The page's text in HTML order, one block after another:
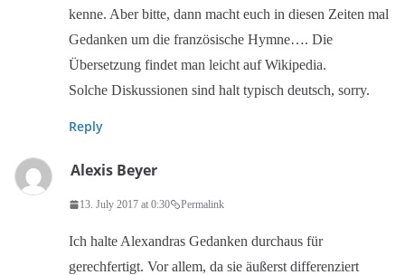
kenne. Aber bitte, dann macht euch in diesen Zeiten mal
Gedanken um die französische Hymne…. Die
Übersetzung findet man leicht auf Wikipedia.
Solche Diskussionen sind halt typisch deutsch, sorry.
Reply
Alexis Beyer
13. July 2017 at 0:30 Permalink
Ich halte Alexandras Gedanken durchaus für
gerechfertigt. Vor allem, da sie äußerst differenziert